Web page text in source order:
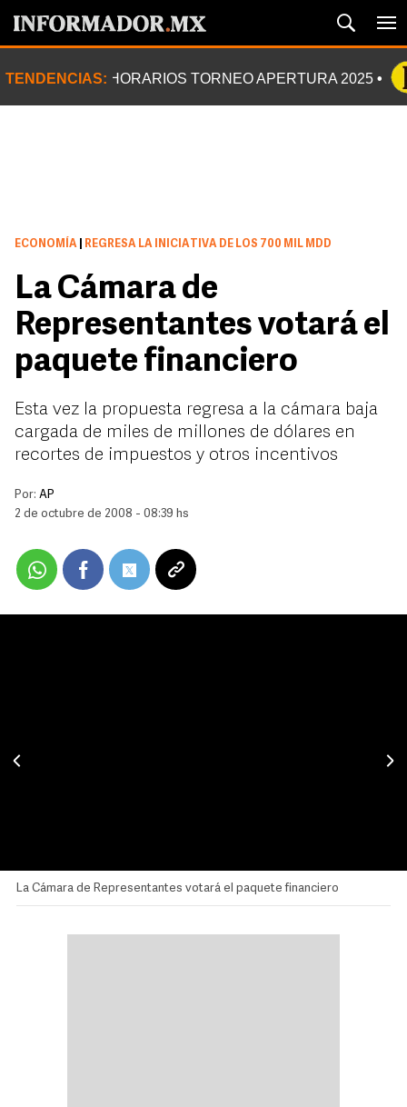
TENDENCIAS: HORARIOS TORNEO APERTURA 2025
ECONOMÍA REGRESA LA INICIATIVA DE LOS 700 MIL MDD
La Cámara de
Representantes votará el
paquete financiero
Esta vez la propuesta regresa a la cámara baja
cargada de miles de millones de dólares en
recortes de impuestos y otros incentivos
Por: AP
2 de octubre de 2008 - 08:39 hs
La Cámara de Representantes votará el paquete financiero